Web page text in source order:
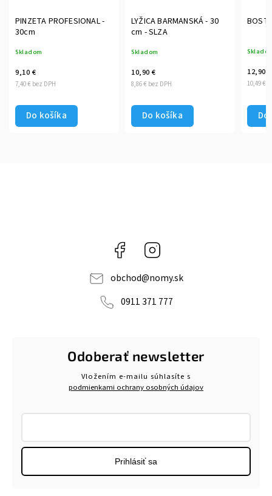
PINZETA PROFESIONAL -
30cm
Skladom
7,40 € bez DPH
9,10 €
Do košíka
LYŽICA BARMANSKÁ - 30
cm - SLZA
Skladom
8,86 € bez DPH
10,90 €
Do košíka
10,49 €
12,90 €
Facebook
obchod@nomy.sk
0911 371 777
Odoberať newsletter
Vložením e-mailu súhlasíte s
podmienkami ochrany osobných údajov
Prihlásiť sa